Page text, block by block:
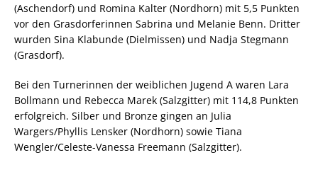
(Aschendorf) und Romina Kalter (Nordhorn) mit 5,5 Punkten
vor den Grasdorferinnen Sabrina und Melanie Benn. Dritter
wurden Sina Klabunde (Dielmissen) und Nadja Stegmann
(Grasdorf).
Bei den Turnerinnen der weiblichen Jugend A waren Lara
Bollmann und Rebecca Marek (Salzgitter) mit 114,8 Punkten
erfolgreich. Silber und Bronze gingen an Julia
Wargers/Phyllis Lensker (Nordhorn) sowie Tiana
Wengler/Celeste-Vanessa Freemann (Salzgitter).